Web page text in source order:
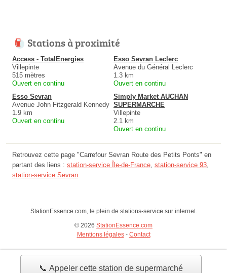
📞 Appeler cette station de supermarché
Stations à proximité
Access - TotalEnergies
Villepinte
515 mètres
Ouvert en continu
Esso Sevran Leclerc
Avenue du Général Leclerc
1.3 km
Ouvert en continu
Esso Sevran
Avenue John Fitzgerald Kennedy
1.9 km
Ouvert en continu
Simply Market AUCHAN
SUPERMARCHE
Villepinte
2.1 km
Ouvert en continu
Retrouvez cette page "Carrefour Sevran Route des Petits Ponts" en
partant des liens : station-service Île-de-France station-service 93
station-service Sevran
StationEssence.com, le plein de stations-service sur internet.
© 2026 StationEssence.com
Mentions légales- Contact